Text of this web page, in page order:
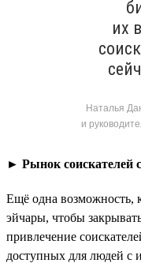
их
Наталья
и
► Рынок соискателей
Ещё одна возможность,
эйчары, чтобы
привлечение
доступных для людей с